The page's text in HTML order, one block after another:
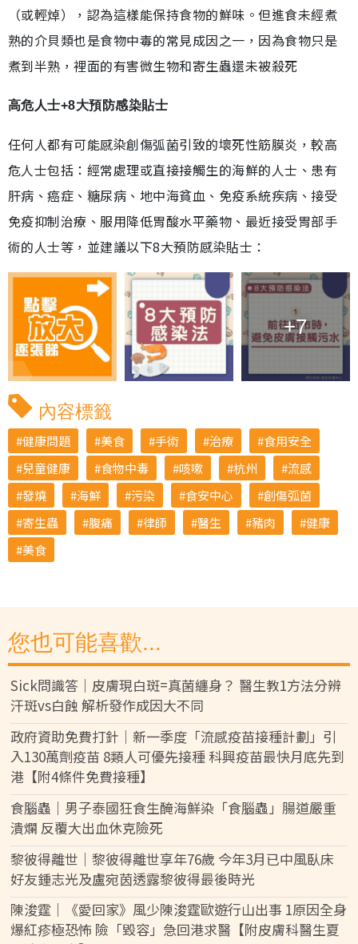
（或輕焯），認為這樣能保持食物的鮮味。但進食未經煮
熟的介貝類也是食物中毒的常見成因之一，因為食物只是
煮到半熟，裡面的有害微生物和寄生蟲還未被殺死
高危人士+8大預防感染貼士
任何人都有可能感染創傷弧菌引致的壞死性筋膜炎，較高
危人士包括：經常處理或直接接觸生的海鮮的人士、患有
肝病、癌症、糖尿病、地中海貧血、免疫系統疾病、接受
免疫抑制治療、服用降低胃酸水平藥物、最近接受胃部手
術的人士等，並建議以下8大預防感染貼士：
+7
內容標籤
健康問題 美食 手術 治療
食用安全
兒童健康
食物中毒 咳嗽 杭州
流感
發燒
海鮮 污染 食安中心
創傷弧菌
寄生蟲
腹痛 律師 醫生 豬肉
健康
美食
您也可能喜歡...
Sick問識答｜皮膚現白斑=真菌纏身？ 醫生教1方法分辨
汗斑vs白蝕 解析發作成因大不同
政府資助免費打針｜新一季度「流感疫苗接種計劃」引
入130萬劑疫苗 8類人可優先接種 科興疫苗最快月底先到
港【附4條件免費接種】
食腦蟲｜男子泰國狂食生醃海鮮染「食腦蟲」腸道嚴重
潰爛 反覆大出血休克險死
黎彼得離世｜黎彼得離世享年76歲 今年3月已中風臥床
好友鍾志光及盧宛茵透露黎彼得最後時光
陳浚霆｜《愛回家》風少陳浚霆歐遊行山出事 1原因全身
爆紅疹極恐怖 險「毀容」急回港求醫【附皮膚科醫生夏